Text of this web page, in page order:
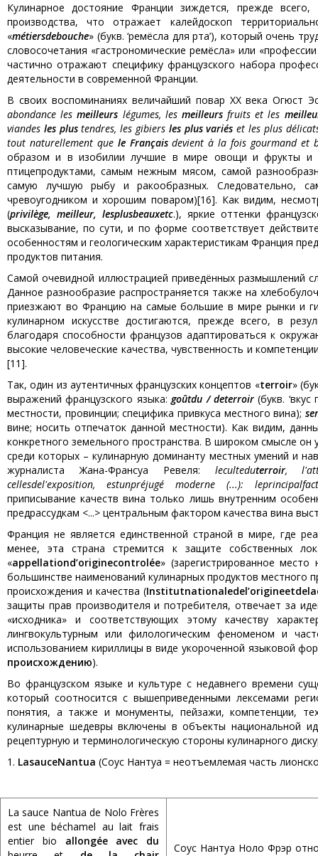
Кулинарное достояние Франции зиждется, прежде всего,
производства, что отражает калейдоскоп
«métiersdebouche» (букв. ‘ремёсла для рта’), который очень
словосочетания «гастрономические ремёсла» или
частично отражают специфику французского набора
деятельности в современной Франции.
В своих воспоминаниях величайший повар XX века Огюст
abondance lesmeilleurs légumes, les meilleursfruits et les
viandes les plustendres, les gibiers les plus variés et les plus
tout naturellement que le Françaisdevient à la fois gourmand et
образом и в изобилии лучшие в мире овощи и фрукты и
птицепродуктами, самым нежным мясом, самой
самую лучшую рыбу и ракообразных. Следовательно,
чревоугодником и хорошим поваром)[16]. Как видим,
(privilège, meilleur, lesplusbeauxetc.), яркие оттенки
высказывание, по сути, и по форме соответствует
особенностям и геологическим характеристикам Франция
продуктов питания.
Самой очевидной иллюстрацией приведённых размышлений
Данное разнообразие распространяется также на
приезжают во Францию на самые большие в мире рынки и
кулинарном искусстве достигаются, прежде всего, в
благодаря способности французов адаптироваться к
высокие человеческие качества, чувственность и
[11].
Так, один из аутентичных французских концептов «terroir»
выражений французского языка:goûtdu /deterroir (букв.
местности, провинции; специфика привкуса местного вина);
вине; носить отпечаток данной местности). Как видим,
конкретного земельного пространства. В широком смысле он
среди которых – кулинарную доминанту местных умений и
журналиста Жана-Франсуа Ревеля: leculteduterroir,l'
cellesdel'exposition, estunpréjugé moderne (...): leprincipal
приписывание качеств вина только лишь внутренним
предрассудкам <...> центральным фактором качества вина
Франция не является единственной страной в мире, где
менее, эта страна стремится к защите собственных
«appellationd’originecontrolée» (зарегистрированное
большинстве наименований кулинарных продуктов местного
происхождения и качества (Institutnationaledel’origineetdela
защиты прав производителя и потребителя, отвечает за
«исходника» и соответствующих этому качеству
лингвокультурным или филологическим феноменом и
использованием кириллицы в виде укороченной языковой
происхождению).
Во французском языке и культуре с недавнего времени
который соотносится с вышеприведенными лексемами
понятия, а также и монументы, пейзажи, компетенции,
кулинарные шедевры включены в объекты национальной
рецептурную и терминологическую стороны кулинарного
1. LasauceNantua (Соус Нантуа = неотъемлемая часть
La sauce Nantua de Nolo Frères
est une béchamel au lait frais
entier bio allongée avec du
Соус Нантуа Ноло Фрэр